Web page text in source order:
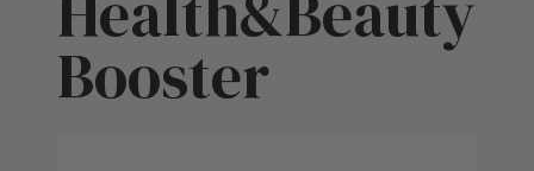
Booster